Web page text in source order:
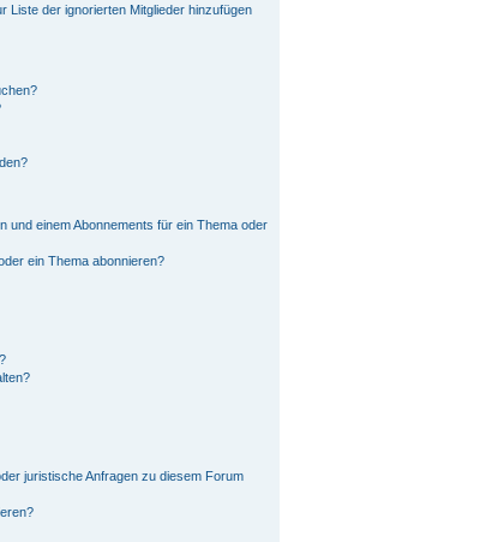
Liste der ignorierten Mitglieder hinzufügen
einem Abonnements für ein Thema oder
ein Thema abonnieren?
juristische Anfragen zu diesem Forum